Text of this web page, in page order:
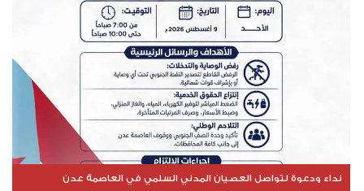
نداء ودعوة لتواصل العصيان المدني السلمي في العاصمة عدن